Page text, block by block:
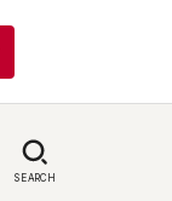
SEARCH